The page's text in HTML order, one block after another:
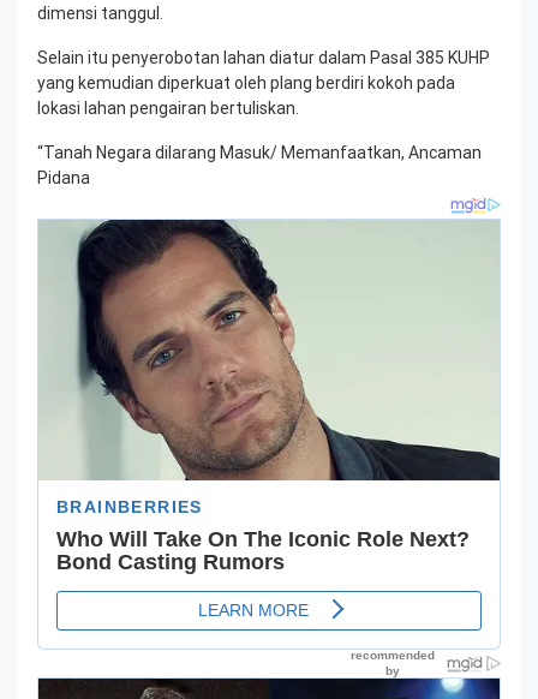
dimensi tanggul.
Selain itu penyerobotan lahan diatur dalam Pasal 385 KUHP
yang kemudian diperkuat oleh plang berdiri kokoh pada
lokasi lahan pengairan bertuliskan.
“Tanah Negara dilarang Masuk/ Memanfaatkan, Ancaman
Pidana